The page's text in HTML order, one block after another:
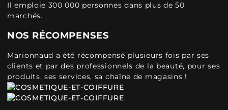
Il emploie 300 000 personnes dans plus de 50
marchés.
NOS RÉCOMPENSES
Marionnaud a été récompensé plusieurs fois par ses
clients et par des professionnels de la beauté, pour ses
produits, ses services, sa chaîne de magasins !